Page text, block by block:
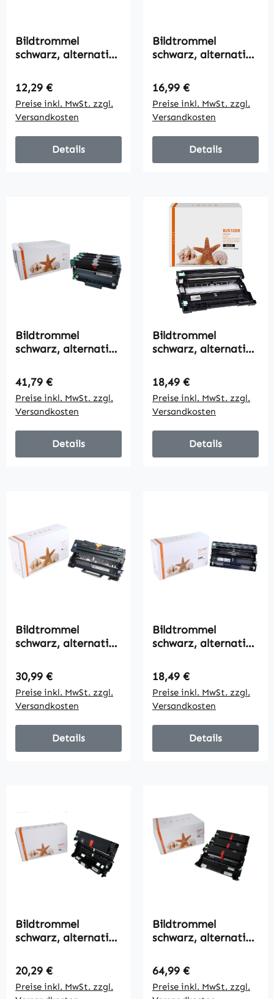
Bildtrommel
schwarz, alternativ
12000 Seiten
Regulärer Preis:
12,29 €
Preise inkl. MwSt. zzgl.
Versandkosten
Details
Bildtrommel
schwarz, alternativ
12000 Seiten
Regulärer Preis:
16,99 €
Preise inkl. MwSt. zzgl.
Versandkosten
Details
Bildtrommel
schwarz, alternativ
4x12000 Seiten
Regulärer Preis:
41,79 €
Preise inkl. MwSt. zzgl.
Versandkosten
Details
Bildtrommel
schwarz, alternativ
15000 Seiten
Regulärer Preis:
18,49 €
Preise inkl. MwSt. zzgl.
Versandkosten
Details
Bildtrommel
schwarz, alternativ
30000 Seiten
Regulärer Preis:
30,99 €
Preise inkl. MwSt. zzgl.
Versandkosten
Details
Bildtrommel
schwarz, alternativ
25000 Seiten
Regulärer Preis:
18,49 €
Preise inkl. MwSt. zzgl.
Versandkosten
Details
Bildtrommel
schwarz, alternativ
30000 Seiten
Regulärer Preis:
20,29 €
Preise inkl. MwSt. zzgl.
Bildtrommel
schwarz, alternativ
4x30000 Seiten
Regulärer Preis:
64,99 €
Preise inkl. MwSt. zzgl.